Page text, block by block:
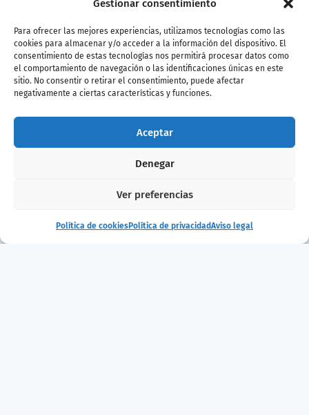
Gestionar consentimiento
Para ofrecer las mejores experiencias, utilizamos tecnologías como las
cookies para almacenar y/o acceder a la información del dispositivo. El
consentimiento de estas tecnologías nos permitirá procesar datos como
el comportamiento de navegación o las identificaciones únicas en este
sitio. No consentir o retirar el consentimiento, puede afectar
negativamente a ciertas características y funciones.
Aceptar
Denegar
Ver preferencias
Política de cookiesPolítica de privacidadAviso legal